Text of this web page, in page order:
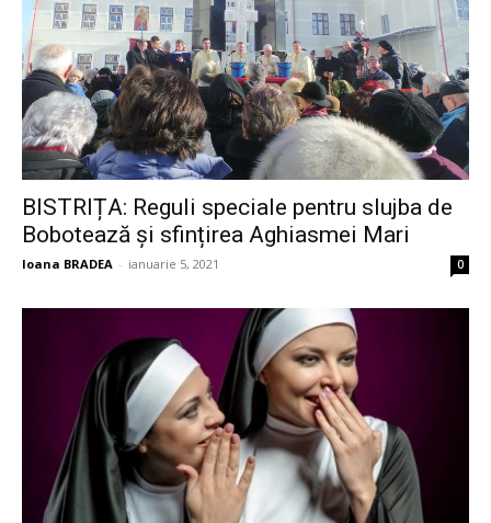
BISTRIȚA: Reguli speciale pentru slujba de
Bobotează și sfințirea Aghiasmei Mari
Ioana BRADEA - ianuarie 5, 2021 0